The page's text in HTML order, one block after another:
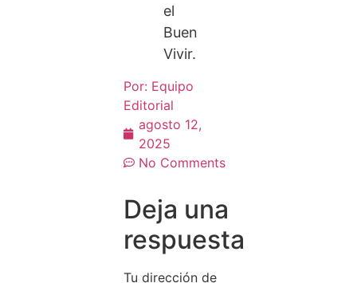
el
Buen
Vivir.
Por: Equipo
Editorial
agosto 12,
2025
No Comments
Deja una
respuesta
Tu dirección de